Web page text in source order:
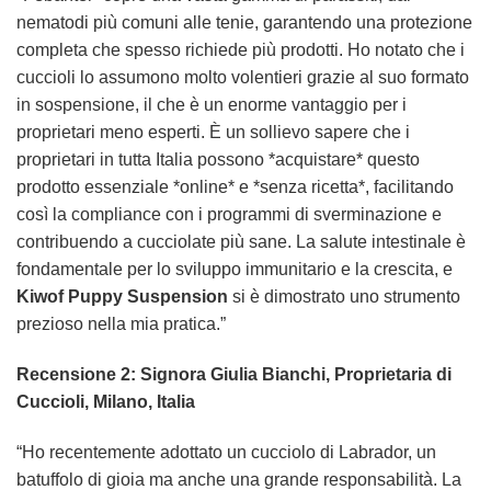
nematodi più comuni alle tenie, garantendo una protezione
completa che spesso richiede più prodotti. Ho notato che i
cuccioli lo assumono molto volentieri grazie al suo formato
in sospensione, il che è un enorme vantaggio per i
proprietari meno esperti. È un sollievo sapere che i
proprietari in tutta Italia possono *acquistare* questo
prodotto essenziale *online* e *senza ricetta*, facilitando
così la compliance con i programmi di sverminazione e
contribuendo a cucciolate più sane. La salute intestinale è
fondamentale per lo sviluppo immunitario e la crescita, e
Kiwof Puppy Suspension si è dimostrato uno strumento
prezioso nella mia pratica.”
Recensione 2: Signora Giulia Bianchi, Proprietaria di
Cuccioli, Milano, Italia
“Ho recentemente adottato un cucciolo di Labrador, un
batuffolo di gioia ma anche una grande responsabilità. La